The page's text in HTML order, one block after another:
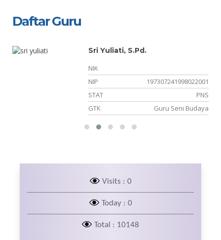
Daftar Guru
Sri Yuliati, S.Pd.
NIK
NIP
197307241998022001
STAT
PNS
GTK
Guru Seni Budaya
Visits : 0
Today : 0
Total : 10148